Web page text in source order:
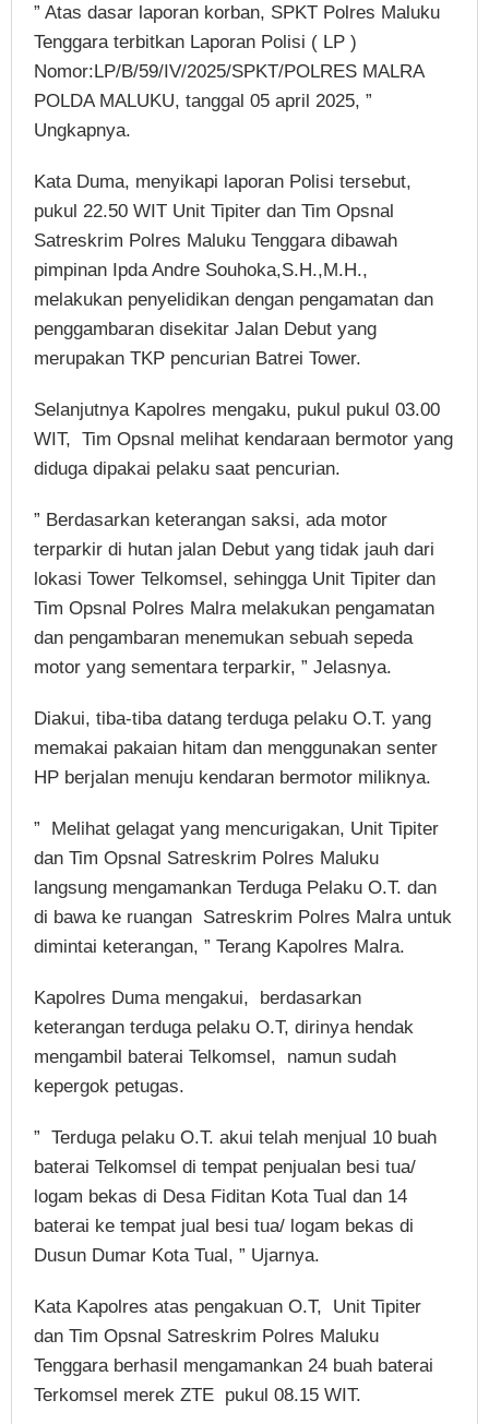
” Atas dasar laporan korban, SPKT Polres Maluku
Tenggara terbitkan Laporan Polisi ( LP )
Nomor:LP/B/59/IV/2025/SPKT/POLRES MALRA
POLDA MALUKU, tanggal 05 april 2025, ”
Ungkapnya.
Kata Duma, menyikapi laporan Polisi tersebut,
pukul 22.50 WIT Unit Tipiter dan Tim Opsnal
Satreskrim Polres Maluku Tenggara dibawah
pimpinan Ipda Andre Souhoka,S.H.,M.H.,
melakukan penyelidikan dengan pengamatan dan
penggambaran disekitar Jalan Debut yang
merupakan TKP pencurian Batrei Tower.
Selanjutnya Kapolres mengaku, pukul pukul 03.00
WIT, Tim Opsnal melihat kendaraan bermotor yang
diduga dipakai pelaku saat pencurian.
” Berdasarkan keterangan saksi, ada motor
terparkir di hutan jalan Debut yang tidak jauh dari
lokasi Tower Telkomsel, sehingga Unit Tipiter dan
Tim Opsnal Polres Malra melakukan pengamatan
dan pengambaran menemukan sebuah sepeda
motor yang sementara terparkir, ” Jelasnya.
Diakui, tiba-tiba datang terduga pelaku O.T. yang
memakai pakaian hitam dan menggunakan senter
HP berjalan menuju kendaran bermotor miliknya.
” Melihat gelagat yang mencurigakan, Unit Tipiter
dan Tim Opsnal Satreskrim Polres Maluku
langsung mengamankan Terduga Pelaku O.T. dan
di bawa ke ruangan Satreskrim Polres Malra untuk
dimintai keterangan, ” Terang Kapolres Malra.
Kapolres Duma mengakui, berdasarkan
keterangan terduga pelaku O.T, dirinya hendak
mengambil baterai Telkomsel, namun sudah
kepergok petugas.
” Terduga pelaku O.T. akui telah menjual 10 buah
baterai Telkomsel di tempat penjualan besi tua/
logam bekas di Desa Fiditan Kota Tual dan 14
baterai ke tempat jual besi tua/ logam bekas di
Dusun Dumar Kota Tual, ” Ujarnya.
Kata Kapolres atas pengakuan O.T, Unit Tipiter
dan Tim Opsnal Satreskrim Polres Maluku
Tenggara berhasil mengamankan 24 buah baterai
Terkomsel merek ZTE pukul 08.15 WIT.